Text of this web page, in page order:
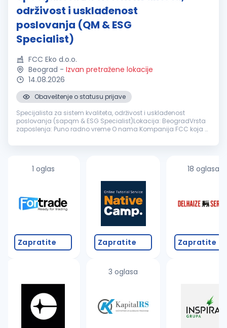
održivost i usklađenost
poslovanja (QM & ESG
Specialist)
FCC Eko d.o.o.
Beograd - Izvan pretražene lokacije
14.08.2026
Obaveštenje o statusu prijave
Specijalista za sistem kvaliteta, održivost i usklađenost
poslovanja (sapqm & ESG Specialist)Lokacija: BeogradVrsta
zaposlenja: Puno radno vreme O nama Kompanija FCC koja u
za komunalni...
1 oglas
Zapratite Zapratite
3 oglasa
18 oglasa
Zapratite